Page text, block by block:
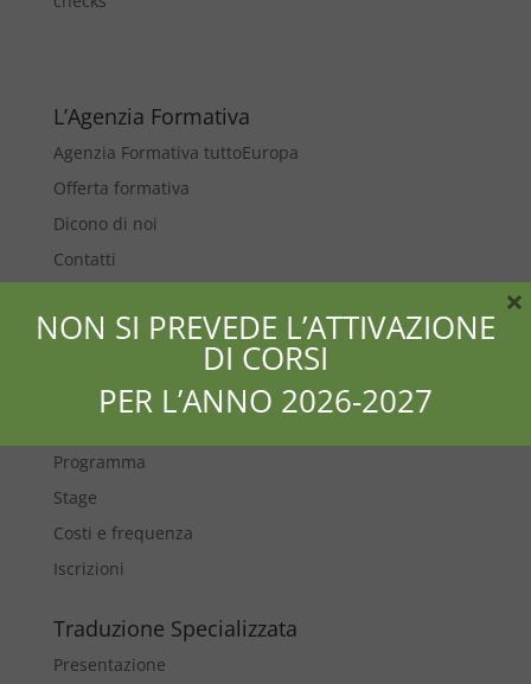
L’Agenzia Formativa
Agenzia Formativa tuttoEuropa
Offerta formativa
Dicono di noi
Contatti
Interpretariato di conferenza
Articolazione e obiettivi formativi
Programma
Stage
Costi e frequenza
Iscrizioni
Traduzione Specializzata
Presentazione
NON SI PREVEDE L’ATTIVAZIONE
DI CORSI
PER L’ANNO 2026-2027
×